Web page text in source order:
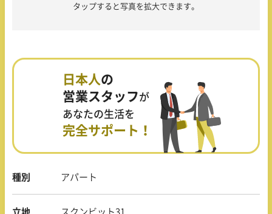
タップすると写真を拡大できます。
種別 アパート
立地 スクンビット31
日本人の
営業スタッフが
あなたの生活を
完全サポート！